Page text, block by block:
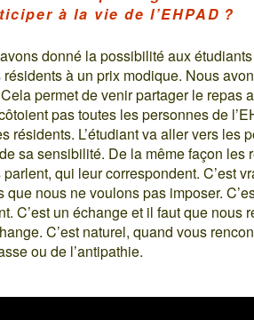
à la vie de l’EHPAD ?
donné la possibilité aux
à un prix modique. Nous
permet de venir partager le repas
pas toutes les personnes de
résidents. L’étudiant va aller vers les
sa sensibilité. De la même façon les
qui leur correspondent. C’est
que nous ne voulons pas imposer.
C’est un échange et il faut que nous
C’est naturel, quand vous
ou de l’antipathie.